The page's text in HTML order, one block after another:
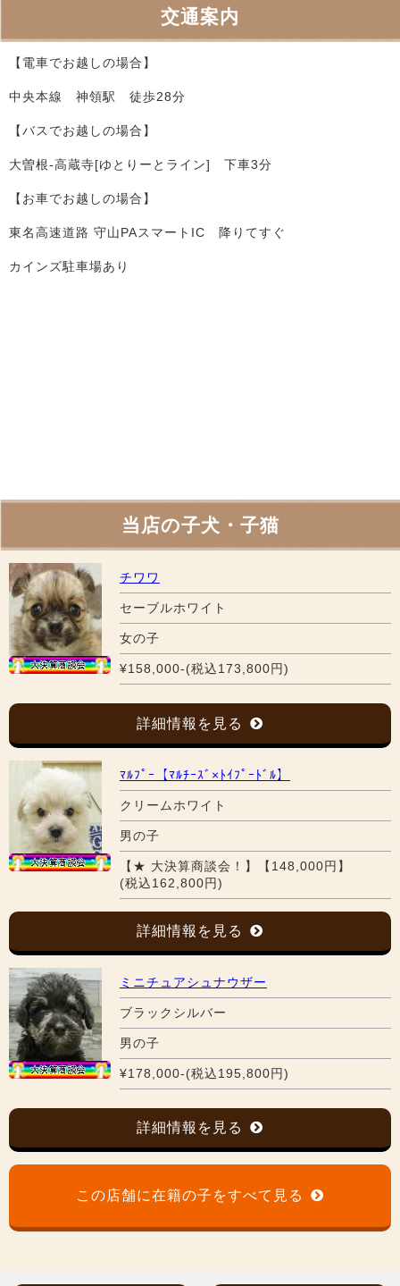
交通案内
【電車でお越しの場合】
中央本線 神領駅 徒歩28分
【バスでお越しの場合】
大曽根-高蔵寺[ゆとりーとライン] 下車3分
【お車でお越しの場合】
東名高速道路 守山PAスマートIC 降りてすぐ
カインズ駐車場あり
当店の子犬・子猫
チワワ
セーブルホワイト
女の子
¥158,000-(税込173,800円)
詳細情報を見る
ﾏﾙﾌﾟｰ【ﾏﾙﾁｰｽﾞ×ﾄｲﾌﾟｰﾄﾞﾙ】
クリームホワイト
男の子
【★ 大決算商談会！】【148,000円】
(税込162,800円)
詳細情報を見る
ミニチュアシュナウザー
ブラックシルバー
男の子
¥178,000-(税込195,800円)
詳細情報を見る
この店舗に在籍の子をすべて見る